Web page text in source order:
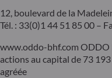
12, boulevard de la
Tél. : 33(0)1 44 51 85 00 –
www.oddo-bhf.com ODDO
actions au capital de 73
agréée